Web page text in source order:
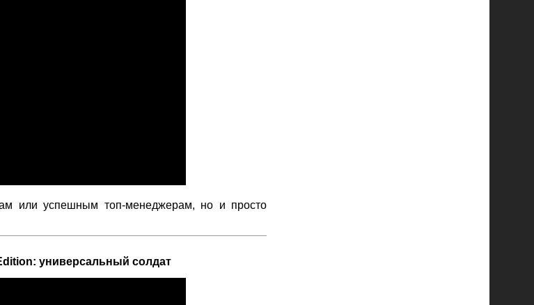
или успешным топ-менеджерам, но и просто
универсальный солдат